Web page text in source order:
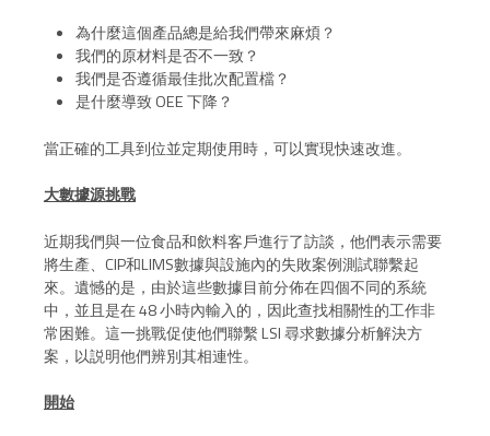
為什麼這個產品總是給我們帶來麻煩？
我們的原材料是否不一致？
我們是否遵循最佳批次配置檔？
是什麼導致 OEE 下降？
當正確的工具到位並定期使用時，可以實現快速改進。
大數據源挑戰
近期我們與一位食品和飲料客戶進行了訪談，他們表示需要
將生產、CIP和LIMS數據與設施內的失敗案例測試聯繫起
來。遺憾的是，由於這些數據目前分佈在四個不同的系統
中，並且是在 48 小時內輸入的，因此查找相關性的工作非
常困難。這一挑戰促使他們聯繫 LSI 尋求數據分析解決方
案，以説明他們辨別其相連性。
開始